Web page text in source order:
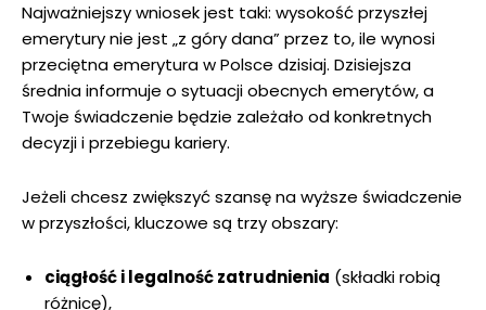
Najważniejszy wniosek jest taki: wysokość przyszłej
emerytury nie jest „z góry dana” przez to, ile wynosi
przeciętna emerytura w Polsce dzisiaj. Dzisiejsza
średnia informuje o sytuacji obecnych emerytów, a
Twoje świadczenie będzie zależało od konkretnych
decyzji i przebiegu kariery.
Jeżeli chcesz zwiększyć szansę na wyższe świadczenie
w przyszłości, kluczowe są trzy obszary:
ciągłość i legalność zatrudnienia (składki robią
różnicę),